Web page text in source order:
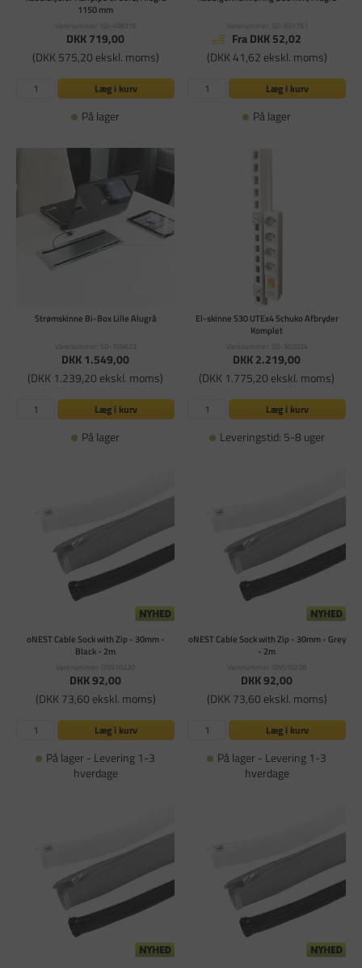
1150 mm
Varenummer: SD-498216
DKK 719,00
(DKK 575,20 ekskl. moms)
Læg i kurv
På lager
Varenummer: SD-501761
Fra DKK 52,02
(DKK 41,62 ekskl. moms)
Læg i kurv
På lager
Strømskinne Bi-Box Lille Alugrå
Varenummer: SD-109623
DKK 1.549,00
(DKK 1.239,20 ekskl. moms)
Læg i kurv
På lager
El-skinne S30 UTEx4 Schuko Afbryder
Komplet
Varenummer: SD-302024
DKK 2.219,00
(DKK 1.775,20 ekskl. moms)
Læg i kurv
Leveringstid: 5-8 uger
oNEST Cable Sock with Zip - 30mm -
Black - 2m
Varenummer: ONS10220
DKK 92,00
(DKK 73,60 ekskl. moms)
Læg i kurv
På lager - Levering 1-3
hverdage
oNEST Cable Sock with Zip - 30mm - Grey
- 2m
Varenummer: ONS10228
DKK 92,00
(DKK 73,60 ekskl. moms)
Læg i kurv
På lager - Levering 1-3
hverdage